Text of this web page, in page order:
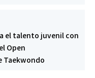
el talento juvenil con
Open
Taekwondo